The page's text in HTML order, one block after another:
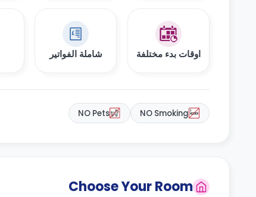
اوقات بدء مختلفة شاملة الفواتير
NO Smoking
NO Pets
Choose Your Room